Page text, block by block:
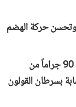
وتحسن حركة الهضم
وتشير الدراسات إلى أن تناول ما لا يقل عن 90 جراماً من
بسرطان القولون